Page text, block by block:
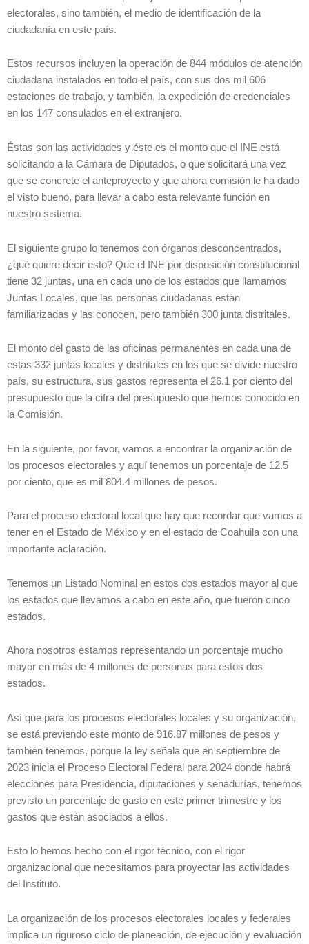
electorales, sino también, el medio de identificación de la
ciudadanía en este país.
Estos recursos incluyen la operación de 844 módulos de atención
ciudadana instalados en todo el país, con sus dos mil 606
estaciones de trabajo, y también, la expedición de credenciales
en los 147 consulados en el extranjero.
Éstas son las actividades y éste es el monto que el INE está
solicitando a la Cámara de Diputados, o que solicitará una vez
que se concrete el anteproyecto y que ahora comisión le ha dado
el visto bueno, para llevar a cabo esta relevante función en
nuestro sistema.
El siguiente grupo lo tenemos con órganos desconcentrados,
¿qué quiere decir esto? Que el INE por disposición constitucional
tiene 32 juntas, una en cada uno de los estados que llamamos
Juntas Locales, que las personas ciudadanas están
familiarizadas y las conocen, pero también 300 junta distritales.
El monto del gasto de las oficinas permanentes en cada una de
estas 332 juntas locales y distritales en los que se divide nuestro
país, su estructura, sus gastos representa el 26.1 por ciento del
presupuesto que la cifra del presupuesto que hemos conocido en
la Comisión.
En la siguiente, por favor, vamos a encontrar la organización de
los procesos electorales y aquí tenemos un porcentaje de 12.5
por ciento, que es mil 804.4 millones de pesos.
Para el proceso electoral local que hay que recordar que vamos a
tener en el Estado de México y en el estado de Coahuila con una
importante aclaración.
Tenemos un Listado Nominal en estos dos estados mayor al que
los estados que llevamos a cabo en este año, que fueron cinco
estados.
Ahora nosotros estamos representando un porcentaje mucho
mayor en más de 4 millones de personas para estos dos
estados.
Así que para los procesos electorales locales y su organización,
se está previendo este monto de 916.87 millones de pesos y
también tenemos, porque la ley señala que en septiembre de
2023 inicia el Proceso Electoral Federal para 2024 donde habrá
elecciones para Presidencia, diputaciones y senadurías, tenemos
previsto un porcentaje de gasto en este primer trimestre y los
gastos que están asociados a ellos.
Esto lo hemos hecho con el rigor técnico, con el rigor
organizacional que necesitamos para proyectar las actividades
del Instituto.
La organización de los procesos electorales locales y federales
implica un riguroso ciclo de planeación, de ejecución y evaluación